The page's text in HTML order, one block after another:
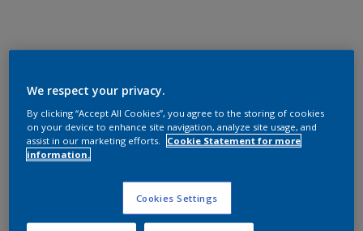
We respect your privacy.
By clicking “Accept All Cookies”, you agree to the storing of cookies
on your device to enhance site navigation, analyze site usage, and
assist in our marketing efforts.
Cookie Statement for more
information.
Cookies Settings